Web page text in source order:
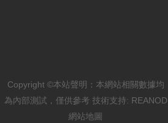
Copyright ©本站聲明：本網站相關數據均
為內部測試，僅供參考 技術支持: REANOD
網站地圖